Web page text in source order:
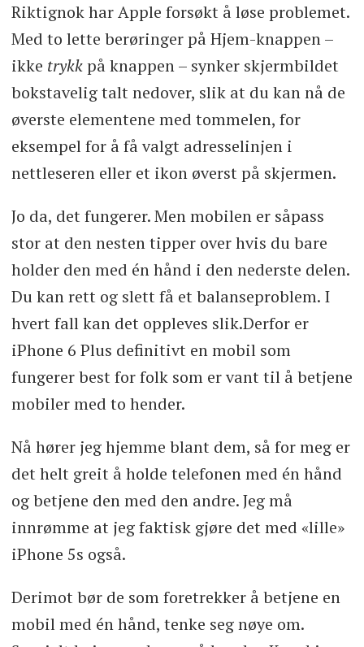
Riktignok har Apple forsøkt å løse problemet.
Med to lette berøringer på Hjem-knappen –
ikke trykkpå knappen – synker skjermbildet
bokstavelig talt nedover, slik at du kan nå de
øverste elementene med tommelen, for
eksempel for å få valgt adresselinjen i
nettleseren eller et ikon øverst på skjermen.
Jo da, det fungerer. Men mobilen er såpass
stor at den nesten tipper over hvis du bare
holder den med én hånd i den nederste delen.
Du kan rett og slett få et balanseproblem. I
hvert fall kan det oppleves slik.Derfor er
iPhone 6 Plus definitivt en mobil som
fungerer best for folk som er vant til å betjene
mobiler med to hender.
Nå hører jeg hjemme blant dem, så for meg er
det helt greit å holde telefonen med én hånd
og betjene den med den andre. Jeg må
innrømme at jeg faktisk gjøre det med «lille»
iPhone 5s også.
Derimot bør de som foretrekker å betjene en
mobil med én hånd, tenke seg nøye om.